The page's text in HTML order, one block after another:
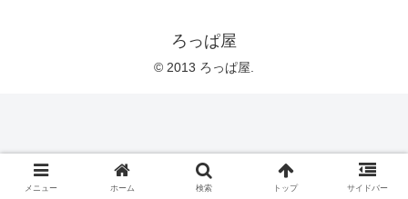
ろっぱ屋
© 2013 ろっぱ屋.
メニュー ホーム 検索 トップ サイドバー